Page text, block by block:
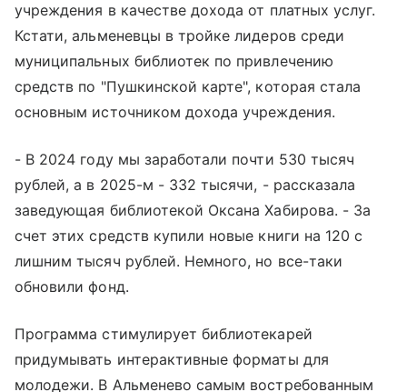
учреждения в качестве дохода от платных услуг.
Кстати, альменевцы в тройке лидеров среди
муниципальных библиотек по привлечению
средств по "Пушкинской карте", которая стала
основным источником дохода учреждения.
- В 2024 году мы заработали почти 530 тысяч
рублей, а в 2025-м - 332 тысячи, - рассказала
заведующая библиотекой Оксана Хабирова. - За
счет этих средств купили новые книги на 120 с
лишним тысяч рублей. Немного, но все-таки
обновили фонд.
Программа стимулирует библиотекарей
придумывать интерактивные форматы для
молодежи. В Альменево самым востребованным